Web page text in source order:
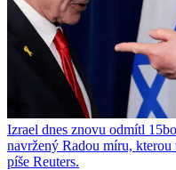
Izrael dnes znovu odmítl
navržený Radou míru,
píše Reuters.